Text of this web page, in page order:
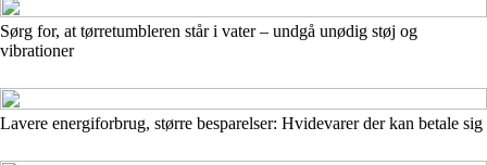
Sørg for, at tørretumbleren står i vater – undgå unødig støj og
vibrationer
Lavere energiforbrug, større besparelser: Hvidevarer der kan betale sig